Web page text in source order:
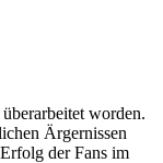
worden.
Ärgernissen
der Fans im